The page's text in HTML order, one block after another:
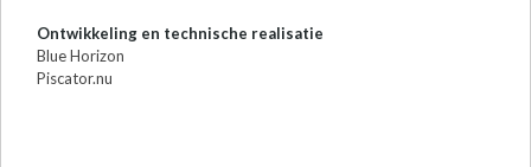
Ontwikkeling en technische realisatie
Blue Horizon
Piscator.nu